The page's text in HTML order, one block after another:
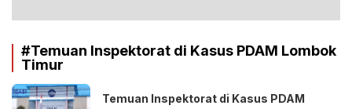
#Temuan Inspektorat di Kasus PDAM Lombok
Timur
Temuan Inspektorat di Kasus PDAM